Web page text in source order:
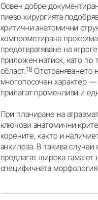
Освен добре
пиезо хирургията
критични анатомични
компрометирана
предотвратяване на
приложен натиск, като по
област.18Отстраняването
многопосочен характер
прилагат променливи и
При планиране на
ключови анатомични
корените, както и
анкилоза. В такива
предлагат широка гама от
специфичната морфология